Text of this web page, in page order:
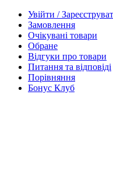
Увійти /
Замовлення
Очікувані товари
Обране
Відгуки про товари
Питання та відповіді
Порівняння
Бонус Клуб